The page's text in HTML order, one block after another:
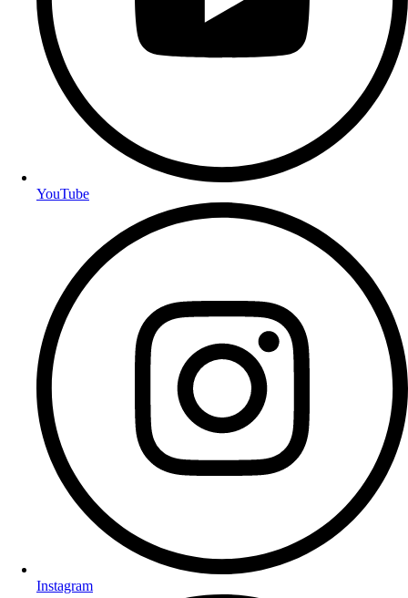
YouTube
Instagram